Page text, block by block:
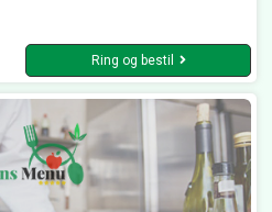
Ring og bestil